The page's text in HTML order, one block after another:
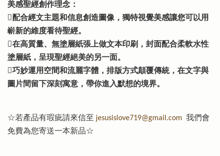
美感聖經創作理念：
配合經文主題和信息創造圖像，獨特視覺美感讓您可以用
嶄新的維度看待聖經。
在高質量、無塗層紙張上做文本印刷，封面配合柔軟水性
塗層紙，呈現聖經絕美的另一面。
巧妙運用空間和流麗字體，排版方式顛覆傳統，在文字與
圖片間留下深刻寓意，帶你進入默想的境界。
☆若產品有瑕疵請來信至 jesusislove719@gmail.com 我們會
免費為您寄送一本新品☆